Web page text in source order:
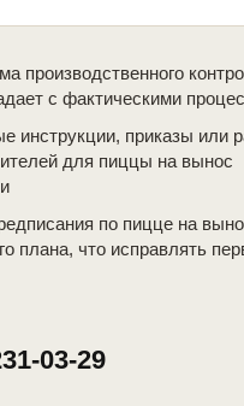
производственного
с фактическими
инструкции, приказы или
для пиццы на вынос
по пицце на
плана, что исправлять
03-29